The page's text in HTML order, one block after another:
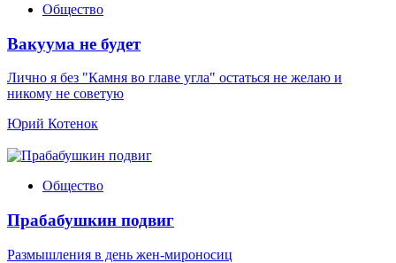
Общество
Вакуума не будет
Лично я без "Камня во главе угла" остаться не желаю и
никому не советую
Юрий Котенок
Общество
Прабабушкин подвиг
Размышления в день жен-мироносиц